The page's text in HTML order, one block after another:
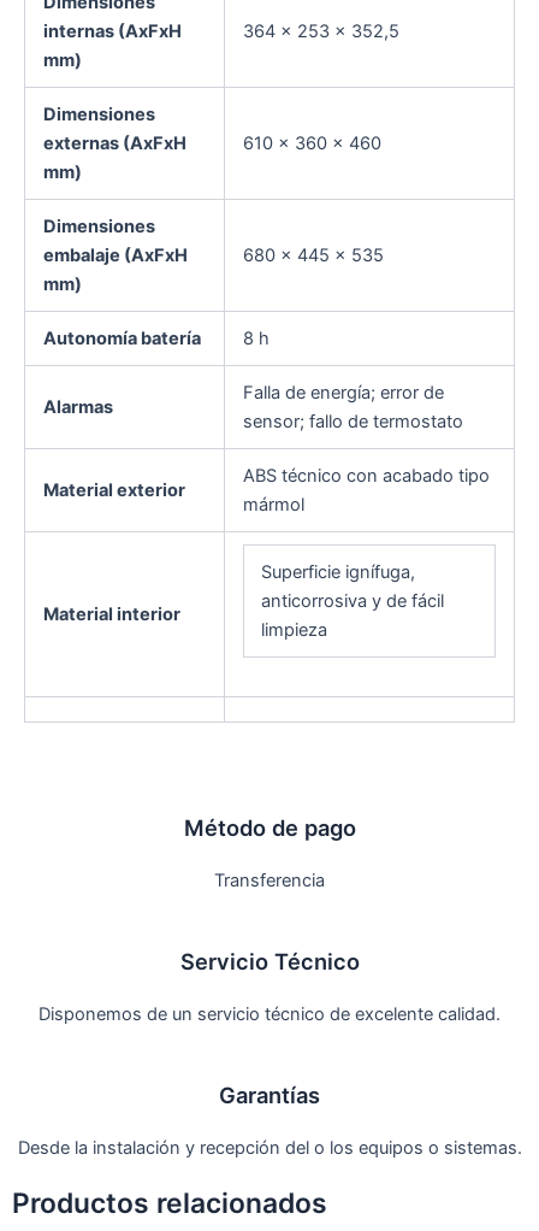
internas (AxFxH
mm)
364 × 253 × 352,5
Dimensiones
externas (AxFxH
mm)
610 × 360 × 460
Dimensiones
embalaje (AxFxH
mm)
680 × 445 × 535
Autonomía batería 8 h
Alarmas
Falla de energía; error de
sensor; fallo de termostato
Material exterior
ABS técnico con acabado tipo
mármol
Material interior
Superficie ignífuga,
anticorrosiva y de fácil
limpieza
Método de pago
Transferencia
Servicio Técnico
Disponemos de un servicio técnico de excelente calidad.
Garantías
Desde la instalación y recepción del o los equipos o sistemas.
Productos relacionados